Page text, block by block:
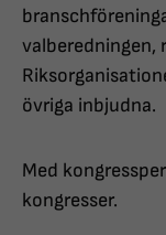
valberedningen,
övriga inbjudna.
Med
kongresser.